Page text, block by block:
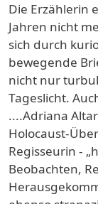
Die Erzählerin
Jahren nicht
sich durch
bewegende
nicht nur
Tageslicht.
....Adriana
Holocaust-
Regisseurin -
Beobachten,